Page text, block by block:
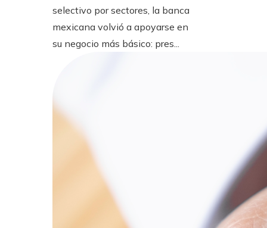
selectivo por sectores, la banca
mexicana volvió a apoyarse en
su negocio más básico: pres...